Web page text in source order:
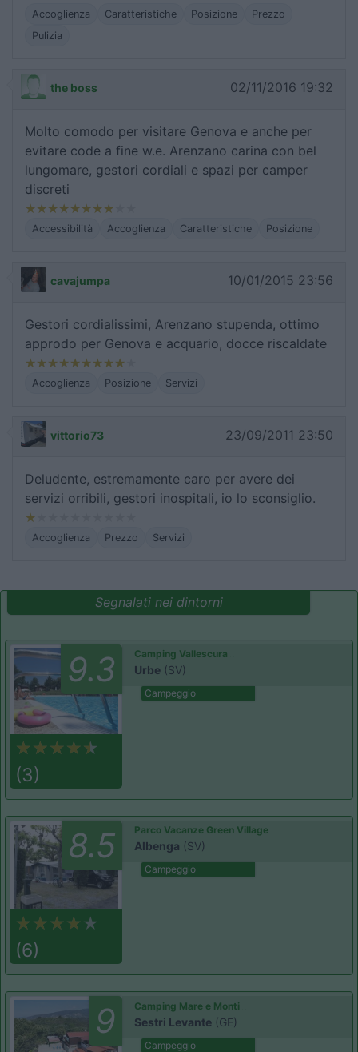
Accoglienza Caratteristiche Posizione
Prezzo
Pulizia
the boss 02/11/2016 19:32
Molto comodo per visitare Genova e anche per
evitare code a fine w.e. Arenzano carina con bel
lungomare, gestori cordiali e spazi per camper
discreti
Accessibilità Accoglienza Caratteristiche Posizione
cavajumpa 10/01/2015 23:56
Gestori cordialissimi, Arenzano stupenda, ottimo
approdo per Genova e acquario, docce riscaldate
Accoglienza Posizione Servizi
vittorio73 23/09/2011 23:50
Deludente, estremamente caro per avere dei
servizi orribili, gestori inospitali, io lo sconsiglio.
Accoglienza Prezzo Servizi
Segnalati nei dintorni
9.3
(3)
Camping Vallescura
Urbe (SV)
Campeggio
8.5
(6)
Parco Vacanze Green Village
Albenga (SV)
Campeggio
9 Camping Mare e Monti
Sestri Levante (GE)
Campeggio